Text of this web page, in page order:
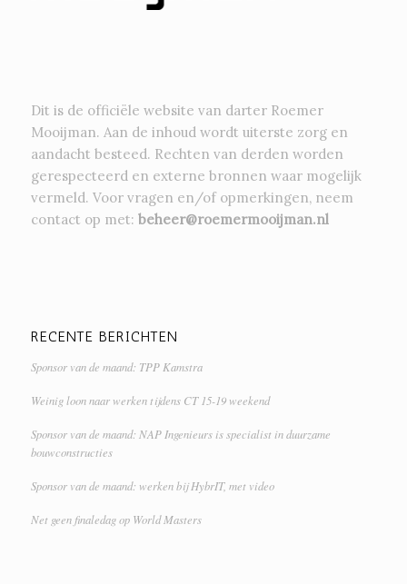
Dit is de officiële website van darter Roemer
Mooijman. Aan de inhoud wordt uiterste zorg en
aandacht besteed. Rechten van derden worden
gerespecteerd en externe bronnen waar mogelijk
vermeld. Voor vragen en/of opmerkingen, neem
contact op met: beheer@roemermooijman.nl
RECENTE BERICHTEN
Sponsor van de maand: TPP Kamstra
Weinig loon naar werken tijdens CT 15-19 weekend
Sponsor van de maand: NAP Ingenieurs is specialist in duurzame
bouwconstructies
Sponsor van de maand: werken bij HybrIT, met video
Net geen finaledag op World Masters